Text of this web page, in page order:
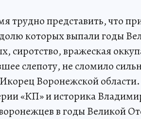
трудно представить, что
которых выпали годы
сиротство, вражеская
слепоту, не сломило
Воронежской
«КП» и историка
в годы Великой